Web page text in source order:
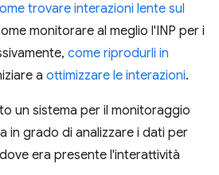
trovare interazioni lente sul
monitorare al meglio l'INP per i
come riprodurli in
a ottimizzare le interazioni.
un sistema per il monitoraggio
in grado di analizzare i dati per
era presente l'interattività